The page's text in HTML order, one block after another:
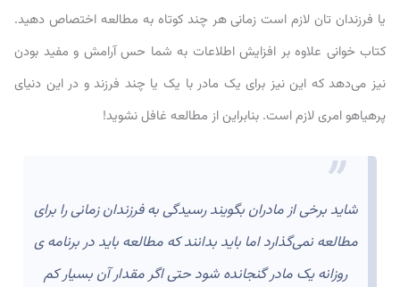
یا فرزندان تان لازم است زمانی هر چند کوتاه به مطالعه اختصاص دهید.
کتاب خوانی علاوه بر افزایش اطلاعات به شما حس آرامش و مفید بودن
نیز می‌دهد که این نیز برای یک مادر با یک یا چند فرزند و در این دنیای
پرهیاهو امری لازم است. بنابراین از مطالعه غافل نشوید!
شاید برخی از مادران بگویند رسیدگی به فرزندان زمانی را برای
مطالعه نمی‌گذارد اما باید بدانند که مطالعه باید در برنامه ی
روزانه یک مادر گنجانده شود حتی اگر مقدار آن بسیار کم